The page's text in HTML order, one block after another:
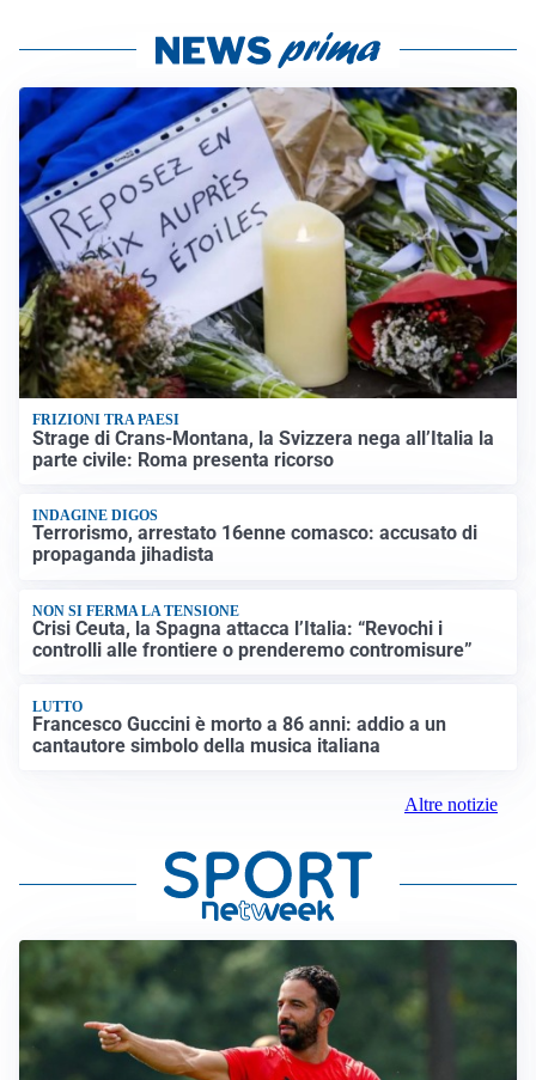
FRIZIONI TRA PAESI
Strage di Crans-Montana, la Svizzera nega all’Italia la
parte civile: Roma presenta ricorso
INDAGINE DIGOS
Terrorismo, arrestato 16enne comasco: accusato di
propaganda jihadista
NON SI FERMA LA TENSIONE
Crisi Ceuta, la Spagna attacca l’Italia: “Revochi i
controlli alle frontiere o prenderemo contromisure”
LUTTO
Francesco Guccini è morto a 86 anni: addio a un
cantautore simbolo della musica italiana
Altre notizie